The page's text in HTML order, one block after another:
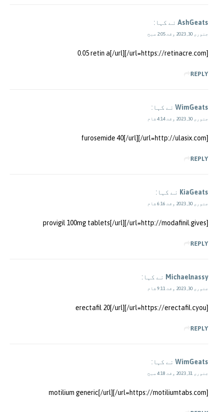
AshGeats نے کہا:
جنوری 30, 2023 وقت 2:05 صبح
[url=https://retinacre.com/]0.05 retin a[/url]
REPLY
WimGeats نے کہا:
جنوری 30, 2023 وقت 4:14 شام
[url=http://ulasix.com/]furosemide 40[/url]
REPLY
KiaGeats نے کہا:
جنوری 30, 2023 وقت 6:16 شام
[url=http://modafinil.gives/]provigil 100mg tablets[/url]
REPLY
Michaelnassy نے کہا:
جنوری 30, 2023 وقت 9:11 شام
[url=https://erectafil.cyou/]erectafil 20[/url]
REPLY
WimGeats نے کہا:
جنوری 31, 2023 وقت 4:18 صبح
[url=https://motiliumtabs.com/]motilium generic[/url]